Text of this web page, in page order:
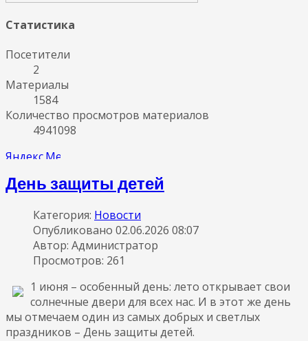
Статистика
Посетители
2
Материалы
1584
Количество просмотров материалов
4941098
День защиты детей
Категория: Новости
Опубликовано 02.06.2026 08:07
Автор: Администратор
Просмотров: 261
1 июня – особенный день: лето открывает свои
солнечные двери для всех нас. И в этот же день
мы отмечаем один из самых добрых и светлых
праздников – День защиты детей.